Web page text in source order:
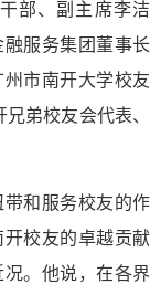
部、副主席李洁
服务集团董事长
市南开大学校友
弟校友会代表、
和服务校友的作
校友的卓越贡献
。他说，在各界